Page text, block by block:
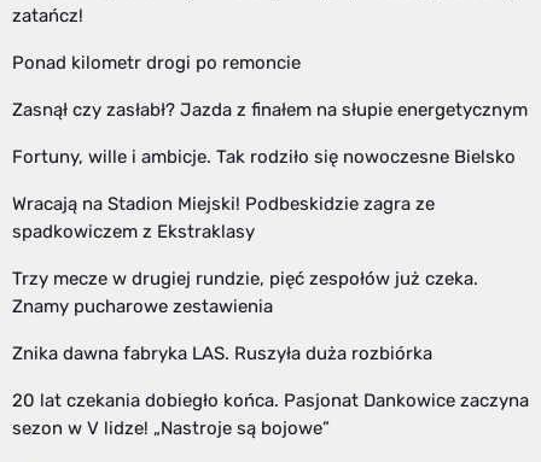
zatańcz!
Ponad kilometr drogi po remoncie
Zasnął czy zasłabł? Jazda z finałem na słupie energetycznym
Fortuny, wille i ambicje. Tak rodziło się nowoczesne Bielsko
Wracają na Stadion Miejski! Podbeskidzie zagra ze
spadkowiczem z Ekstraklasy
Trzy mecze w drugiej rundzie, pięć zespołów już czeka.
Znamy pucharowe zestawienia
Znika dawna fabryka LAS. Ruszyła duża rozbiórka
20 lat czekania dobiegło końca. Pasjonat Dankowice zaczyna
sezon w V lidze! „Nastroje są bojowe”